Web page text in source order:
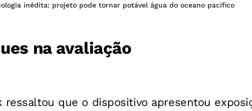
inédita: projeto pode tornar potável água do oceano pacífico
na avaliação
ressaltou que o dispositivo apresentou